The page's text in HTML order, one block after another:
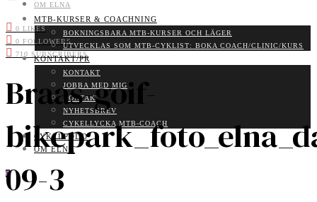
OM ELNA
0 LIKES
0 FOLLOWERS
710 SUBSCRIBERS
MTB-KURSER & COACHNING
BOKNINGSBARA MTB-KURSER OCH LÄGER
UTVECKLAS SOM MTB-CYKLIST: BOKA COACH/CLINIC/KURS
KONTAKT/PR
KONTAKT
JOBBA MED MIG
KONTAKT
NYHETSBREV
CYKELLYCKA MTB-COACH
CYKELPODD
OM ELNA
0
Braas-goif-
09-3